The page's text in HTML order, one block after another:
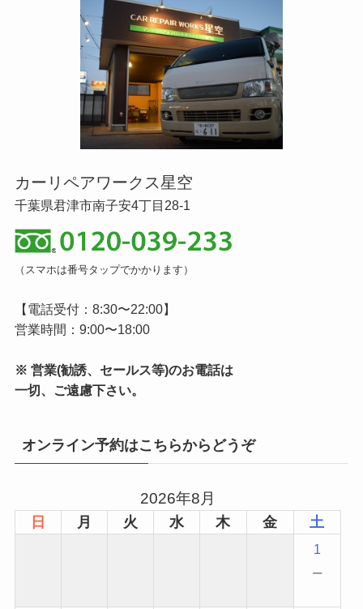
カーリペアワークス星空
千葉県君津市南子安4丁目28-1
（スマホは番号タップでかかります）
【電話受付：8:30〜22:00】
営業時間：9:00〜18:00
※ 営業(勧誘、セールス等)のお電話は
一切、ご遠慮下さい。
オンライン予約はこちらからどうぞ
2026年8月
日 月 火 水 木 金 土
1
−